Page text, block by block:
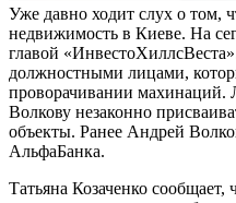
Уже давно ходит слух о том,
недвижимость в Киеве. На
главой
должностными лицами,
проворачивании махинаций.
Волкову незаконно
объекты. Ранее Андрей
АльфаБанка.
Татьяна Козаченко сообщает,